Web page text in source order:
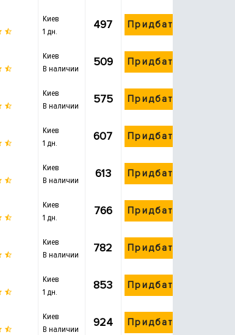
Киев
1 дн.
497 Придбати
Киев
В наличии
509 Придбати
Киев
В наличии
575 Придбати
Киев
1 дн.
607 Придбати
Киев
В наличии
613 Придбати
Киев
1 дн.
766 Придбати
Киев
В наличии
782 Придбати
Киев
1 дн.
853 Придбати
Киев
В наличии
924 Придбати